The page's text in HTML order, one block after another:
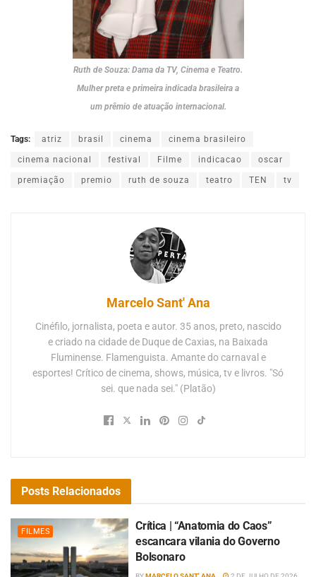
Ruth de Souza: Dama da TV, Cinema e Teatro.
Mulher preta e primeira indicada brasileira a
um prêmio de atuação internacional.
Tags: atriz brasil cinema cinema brasileiro
cinema nacional festival Filme indicacao oscar
premiação premio ruth de souza teatro TEN tv
Marcelo Sant' Ana
Cinéfilo, jornalista, poeta e autor. 35 anos, preto, nascido
e criado na cidade de Duque de Caxias, na Baixada
Fluminense. Flamenguista. Amante do carnaval e
esportes! Crítico de cinema, shows, música, tv e livros. "Só
sei. que nada sei." (Platão)
Posts Relacionados
FILMES
Crítica | “Anatomia do Caos”
escancara vilania do Governo
Bolsonaro